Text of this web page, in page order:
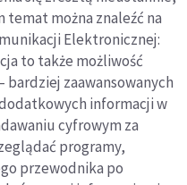
można znaleźć na
Elektronicznej:
to także możliwość
zaawansowanych
informacji w
cyfrowym za
programy,
przewodnika po